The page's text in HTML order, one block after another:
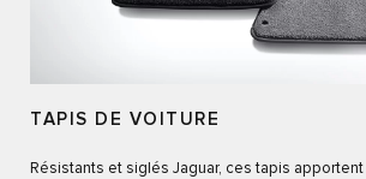
TAPIS DE VOITURE
Résistants et siglés Jaguar, ces tapis